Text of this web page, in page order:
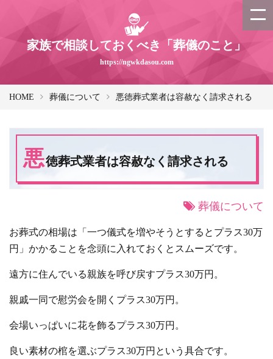
家族で相談しておくべき「葬儀のこと」
https://ngwkdasou.com
HOME 葬儀について 悪徳葬式業者は容赦なく請求される
悪徳葬式業者は容赦なく請求される
葬儀について
お葬式の相場は「一つ儀式を増やそうとするとプラス30万
円」かかることを念頭に入れておくとスムーズです。
遠方に住んでいる親族を呼び戻すプラス30万円。
親戚一同で慰労会を開くプラス30万円。
会場いっぱいに花を飾るプラス30万円。
良い素材の棺を選ぶプラス30万円という具合です。